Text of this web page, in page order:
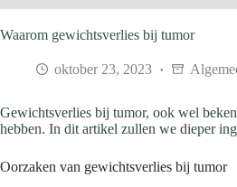
Waarom gewichtsverlies bij tumor
oktober 23, 2023
Gewichtsverlies bij tumor, ook wel
hebben. In dit artikel zullen we dieper
Oorzaken van gewichtsverlies bij tumor